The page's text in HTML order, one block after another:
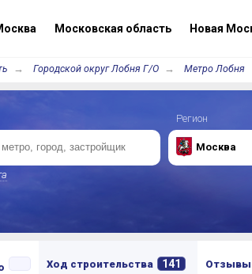
Московская область Новая
Городской округ Лобня Г/О Метро Лобня
Регион
Москва
Ход строительства 141 Отзывы